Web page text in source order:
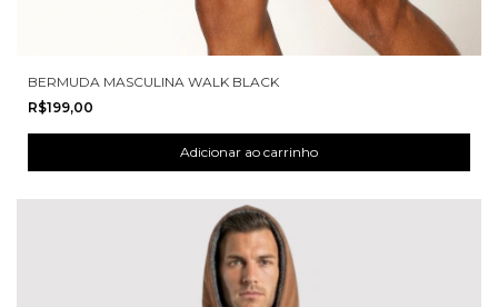
BERMUDA MASCULINA WALK BLACK
R$199,00